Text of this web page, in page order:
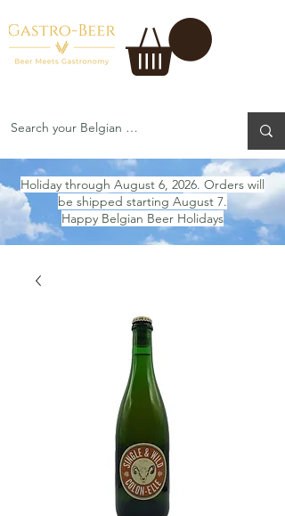
Holiday through August 6, 2026. Orders will
be shipped starting August 7.
Happy Belgian Beer Holidays